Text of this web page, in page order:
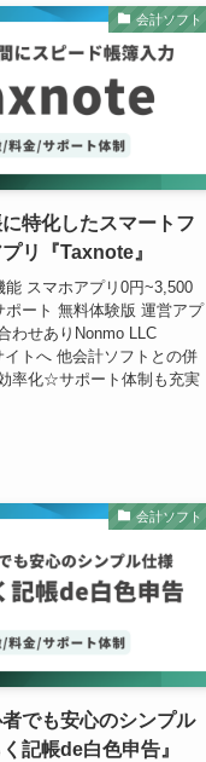
会計ソフト
特化したスマートフ
リ『Taxnote』
能 スマホアプリ0円~3,500
ポート 無料体験版 運営アプ
わせありNonmo LLC
イトへ 他会計ソフトとの併
率化☆サポート体制も充実
会計ソフト
でも安心のシンプル
記帳de白色申告』